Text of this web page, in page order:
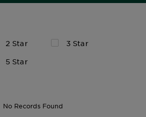
2 Star
3 Star
5 Star
No Records Found